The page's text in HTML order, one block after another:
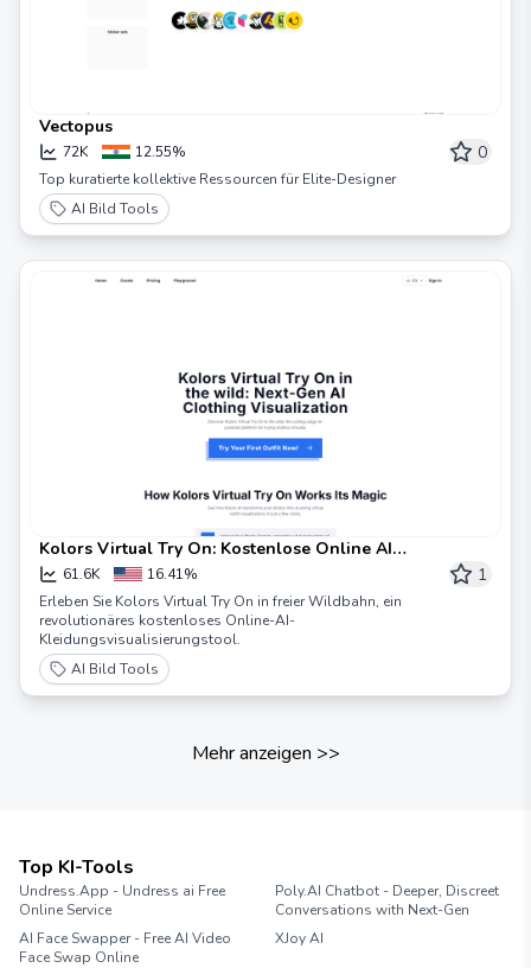
Vectopus
72K 12.55% 0
Top kuratierte kollektive Ressourcen für Elite-Designer
AI Bild Tools
Kolors Virtual Try On: Kostenlose Online AI
Kleidungsvisualisierung
61.6K 16.41% 1
Erleben Sie Kolors Virtual Try On in freier Wildbahn, ein
revolutionäres kostenloses Online-AI-
Kleidungsvisualisierungstool.
AI Bild Tools
Mehr anzeigen >>
Top KI-Tools
Undress.App - Undress ai Free
Online Service
Poly.AI Chatbot - Deeper, Discreet
Conversations with Next-Gen
AI Face Swapper - Free AI Video
Face Swap Online
XJoy AI